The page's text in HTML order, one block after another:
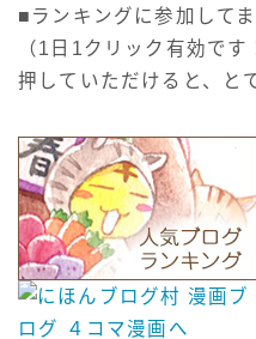
■ランキングに参加して
（1日1クリック有効です
押していただけると、と